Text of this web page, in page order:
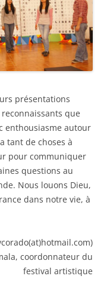
présentations
que
enthousiasme autour
tant de choses à
pour communiquer
questions au
Nous louons Dieu,
dans notre vie, à
coordonnateur du
festival artistique